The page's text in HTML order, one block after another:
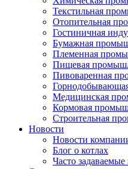
Текстильная
Отопительная
Гостиничная
Бумажная
Племенная
Пищевая
Пивоваренная
Медицинская
Кормовая
Строительная
Новости
Новости
Блог о котлах
Часто